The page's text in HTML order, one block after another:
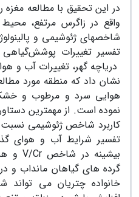
در این تحقیق با مطالعه
واقع در زاگرس مرتفع،
شاخص­های ژئوشیمی و
تفسیر تغییرات پوششگیاهی
دریاچه گهر، تغییرات آب و
نشان داد که منطقه مورد
هوایی سرد و مرطوب و
نموده است. از مهمترین
کاربرد شاخص ژئوشیمی نسبت
تفسیر شرایط آب و هوای
بیشینه در شاخص V/Cr و
گرده های گیاهان مانداب و
خانواده چتریان می